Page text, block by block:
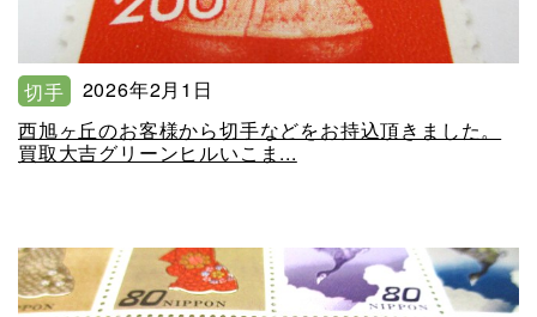
切手
2026年2月1日
西旭ヶ丘のお客様から切手などをお持込頂きました。
買取大吉グリーンヒルいこま...